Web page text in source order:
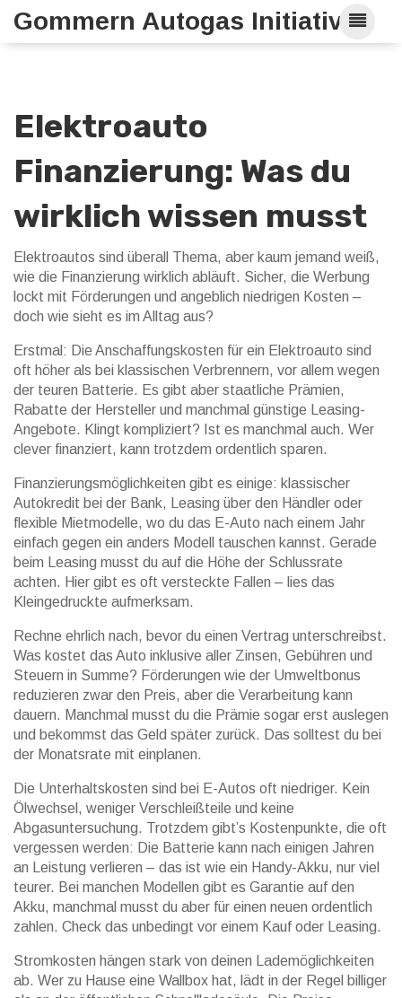
Gommern Autogas Initiative
Elektroauto
Finanzierung: Was du
wirklich wissen musst
Elektroautos sind überall Thema, aber kaum jemand weiß,
wie die Finanzierung wirklich abläuft. Sicher, die Werbung
lockt mit Förderungen und angeblich niedrigen Kosten –
doch wie sieht es im Alltag aus?
Erstmal: Die Anschaffungskosten für ein Elektroauto sind
oft höher als bei klassischen Verbrennern, vor allem wegen
der teuren Batterie. Es gibt aber staatliche Prämien,
Rabatte der Hersteller und manchmal günstige Leasing-
Angebote. Klingt kompliziert? Ist es manchmal auch. Wer
clever finanziert, kann trotzdem ordentlich sparen.
Finanzierungsmöglichkeiten gibt es einige: klassischer
Autokredit bei der Bank, Leasing über den Händler oder
flexible Mietmodelle, wo du das E-Auto nach einem Jahr
einfach gegen ein anders Modell tauschen kannst. Gerade
beim Leasing musst du auf die Höhe der Schlussrate
achten. Hier gibt es oft versteckte Fallen – lies das
Kleingedruckte aufmerksam.
Rechne ehrlich nach, bevor du einen Vertrag unterschreibst.
Was kostet das Auto inklusive aller Zinsen, Gebühren und
Steuern in Summe? Förderungen wie der Umweltbonus
reduzieren zwar den Preis, aber die Verarbeitung kann
dauern. Manchmal musst du die Prämie sogar erst auslegen
und bekommst das Geld später zurück. Das solltest du bei
der Monatsrate mit einplanen.
Die Unterhaltskosten sind bei E-Autos oft niedriger. Kein
Ölwechsel, weniger Verschleißteile und keine
Abgasuntersuchung. Trotzdem gibt’s Kostenpunkte, die oft
vergessen werden: Die Batterie kann nach einigen Jahren
an Leistung verlieren – das ist wie ein Handy-Akku, nur viel
teurer. Bei manchen Modellen gibt es Garantie auf den
Akku, manchmal musst du aber für einen neuen ordentlich
zahlen. Check das unbedingt vor einem Kauf oder Leasing.
Stromkosten hängen stark von deinen Lademöglichkeiten
ab. Wer zu Hause eine Wallbox hat, lädt in der Regel billiger